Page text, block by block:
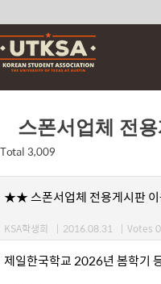
Skip
to
content
스폰서업체 전
Total 3,009
★★ 스폰서업체 전용게시판
KSA학생회 | 2016.08.31 | Votes 0
제일한국학교 2026년 봄학기